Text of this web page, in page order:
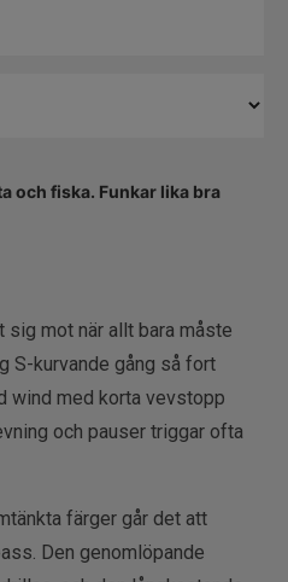
och fiska. Funkar lika bra
mot när allt bara måste
S-kurvande gång så fort
wind med korta vevstopp
och pauser triggar ofta
färger går det att
Den genomlöpande